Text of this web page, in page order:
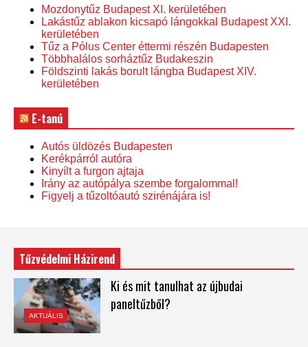
Mozdonytűz Budapest XI. kerületében
Lakástűz ablakon kicsapó lángokkal Budapest XXI.
kerületében
Tűz a Pólus Center éttermi részén Budapesten
Többhalálos sorháztűz Budakeszin
Földszinti lakás borult lángba Budapest XIV.
kerületében
E-tanú
Autós üldözés Budapesten
Kerékpárról autóra
Kinyílt a furgon ajtaja
Irány az autópálya szembe forgalommal!
Figyelj a tűzoltóautó szirénájára is!
Tűzvédelmi Házirend
AKTUÁLIS
Ki és mit tanulhat az újbudai
paneltűzből?